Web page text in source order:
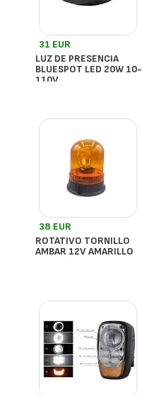
31 EUR
LUZ DE PRESENCIA
BLUESPOT LED 20W 10-
110V
38 EUR
ROTATIVO TORNILLO
AMBAR 12V AMARILLO
- España